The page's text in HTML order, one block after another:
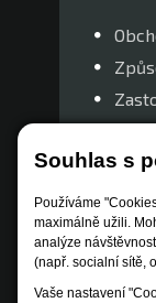
Souhlas s
Používáme
maximálně užili.
analýze
(např. socialní sítě,
Vaše nastavení